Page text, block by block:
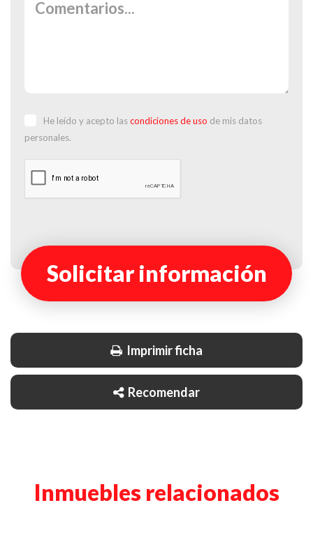
He leído y acepto lascondiciones de uso de mis datos
personales.
Solicitar información
Imprimir ficha
Recomendar
Inmuebles relacionados